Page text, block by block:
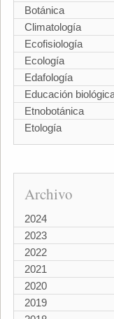
Botánica
Climatología
Ecofisiología
Ecología
Edafología
Educación
Etnobotánica
Etología
Archivo
2024
2023
2022
2021
2020
2019